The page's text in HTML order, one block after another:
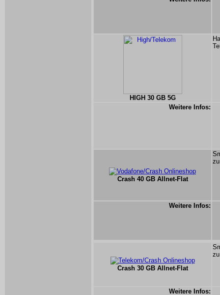
HIGH 30 GB 5G
Weitere Infos:
Crash 40 GB Allnet-Flat
Weitere Infos:
Crash 30 GB Allnet-Flat
Weitere Infos: